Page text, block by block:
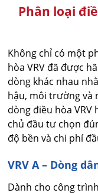
Phân loại
Không chỉ có một
hòa VRV đã được
dòng khác nhau
hậu, môi trường và
dòng điều hòa VRV
chủ đầu tư chọn
độ bền và chi phí
VRV A – Dòng
Dành cho công